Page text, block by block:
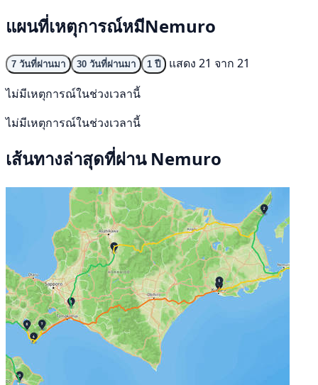
แผนที่เหตุการณ์หมีNemuro
7 วันที่ผ่านมา 30 วันที่ผ่านมา 1 ปี
แสดง 21 จาก 21
ไม่มีเหตุการณ์ในช่วงเวลานี้
ไม่มีเหตุการณ์ในช่วงเวลานี้
เส้นทางล่าสุดที่ผ่าน Nemuro